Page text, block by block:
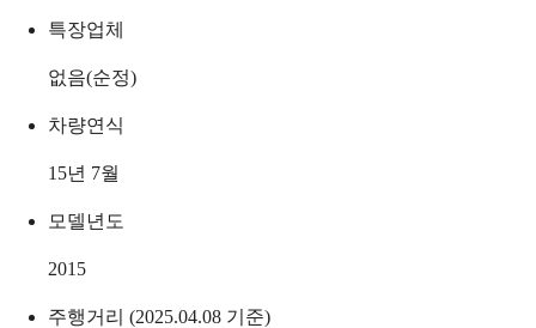
특장업체
없음(순정)
차량연식
15년 7월
모델년도
2015
주행거리 (2025.04.08 기준)